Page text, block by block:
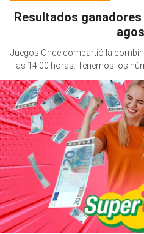
Resultados
Juegos Once compartió la
las 14:00 horas. Tenemos los